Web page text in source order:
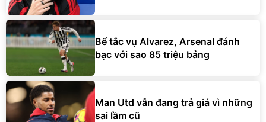
Bế tắc vụ Alvarez, Arsenal đánh
bạc với sao 85 triệu bảng
Man Utd vẫn đang trả giá vì những
sai lầm cũ